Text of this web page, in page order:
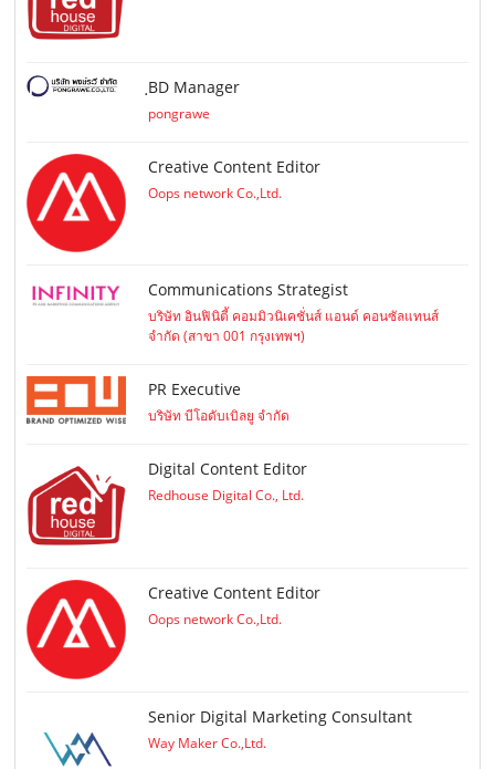
ฺBD Manager
pongrawe
Creative Content Editor
Oops network Co.,Ltd.
Communications Strategist
บริษัท อินฟินิตี้ คอมมิวนิเคชั่นส์ แอนด์ คอนซัลแทนส์
จำกัด (สาขา 001 กรุงเทพฯ)
PR Executive
บริษัท บีโอดับเบิลยู จำกัด
Digital Content Editor
Redhouse Digital Co., Ltd.
Creative Content Editor
Oops network Co.,Ltd.
Senior Digital Marketing Consultant
Way Maker Co.,Ltd.